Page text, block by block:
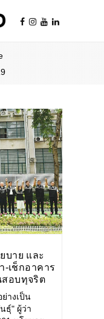
บาย และ
-เช็กอาคาร
สอบทุจริต
างเป็น
ธุ์" ผู้ว่า